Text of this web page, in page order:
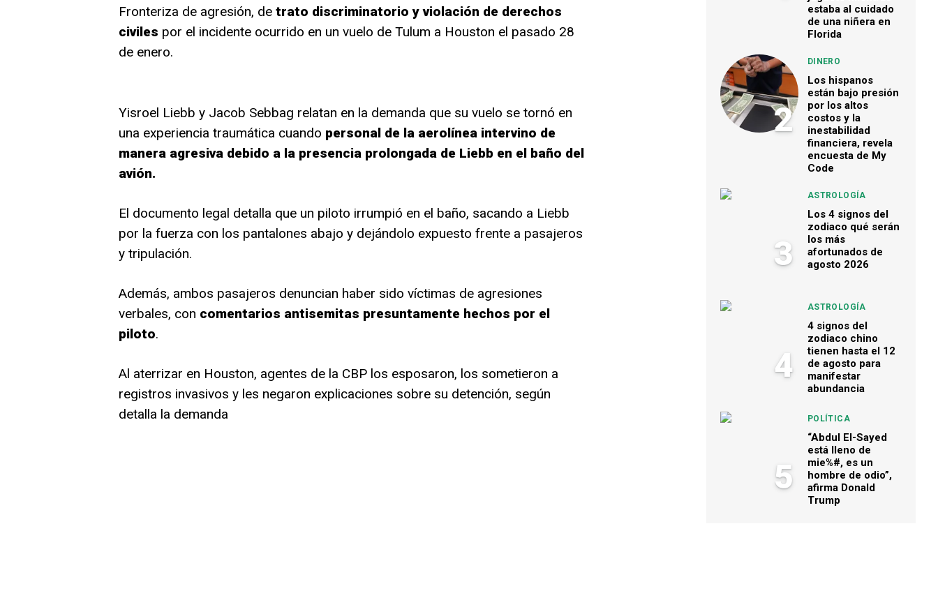
Fronteriza de agresión, detrato discriminatorio y violación de derechos
civiles por el incidente ocurrido en un vuelo de Tulum a Houston el pasado 28
de enero.
Yisroel Liebb y Jacob Sebbag relatan en la demanda que su vuelo se tornó en
una experiencia traumática cuando personal de la aerolínea intervino de
manera agresiva debido a la presencia prolongada de Liebb en el baño del
avión.
El documento legal detalla que un piloto irrumpió en el baño, sacando a Liebb
por la fuerza con los pantalones abajo y dejándolo expuesto frente a pasajeros
y tripulación.
Además, ambos pasajeros denuncian haber sido víctimas de agresiones
verbales, con comentarios antisemitas presuntamente hechos por el
piloto.
Al aterrizar en Houston, agentes de la CBP los esposaron, los sometieron a
registros invasivos y les negaron explicaciones sobre su detención, según
detalla la demanda
estaba al cuidado
de una niñera en
Florida
2
DINERO
Los hispanos
están bajo presión
por los altos
costos y la
inestabilidad
financiera, revela
encuesta de My
Code
3
ASTROLOGÍA
Los 4 signos del
zodiaco qué serán
los más
afortunados de
agosto 2026
4
ASTROLOGÍA
4 signos del
zodiaco chino
tienen hasta el 12
de agosto para
manifestar
abundancia
5
POLÍTICA
“Abdul El-Sayed
está lleno de
mie%#, es un
hombre de odio”,
afirma Donald
Trump